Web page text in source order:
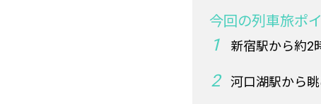
今回の列車旅ポ
新宿駅から約2
河口湖駅から